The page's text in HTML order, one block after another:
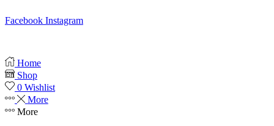
Facebook Instagram
Home
Shop
0 Wishlist
More
More